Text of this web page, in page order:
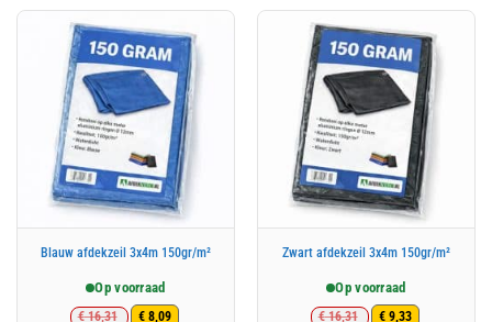
Blauw afdekzeil 3x4m 150gr/m²
Op voorraad
€16,31
€ 8,09
Zwart afdekzeil 3x4m 150gr/m²
Op voorraad
€16,31
€ 9,33